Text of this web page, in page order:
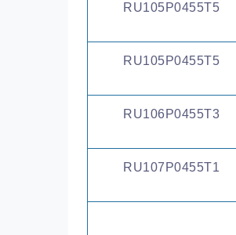
RU105P0455T5
RU105P0455T5
RU106P0455T3
RU107P0455T1